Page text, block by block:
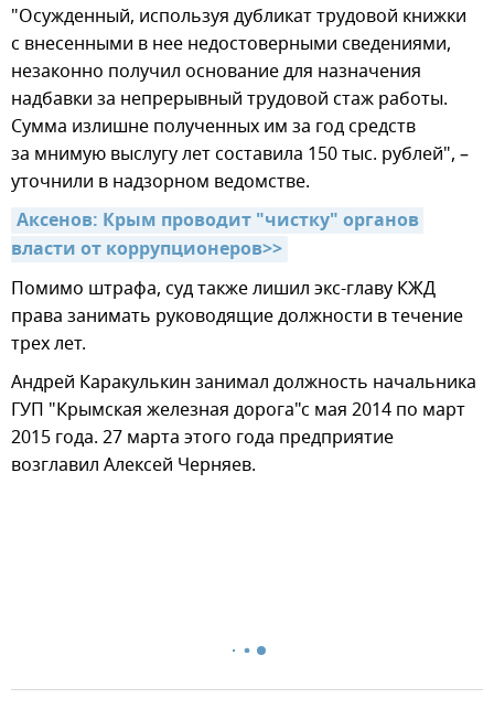
"Осужденный, используя дубликат трудовой книжки
с внесенными в нее недостоверными сведениями,
незаконно получил основание для назначения
надбавки за непрерывный трудовой стаж работы.
Сумма излишне полученных им за год средств
за мнимую выслугу лет составила 150 тыс. рублей", –
уточнили в надзорном ведомстве.
Аксенов: Крым проводит "чистку" органов
власти от коррупционеров>>
Помимо штрафа, суд также лишил экс-главу КЖД
права занимать руководящие должности в течение
трех лет.
Андрей Каракулькин занимал должность начальника
ГУП "Крымская железная дорога"с мая 2014 по март
2015 года. 27 марта этого года предприятие
возглавил Алексей Черняев.